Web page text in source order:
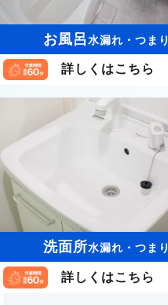
お風呂水漏れ・つまり
詳しくはこちら
洗面所水漏れ・つまり
詳しくはこちら